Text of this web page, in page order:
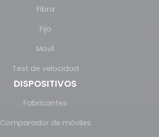
Fibra
Fijo
Móvil
Test de velocidad
DISPOSITIVOS
Fabricantes
Comparador de móviles